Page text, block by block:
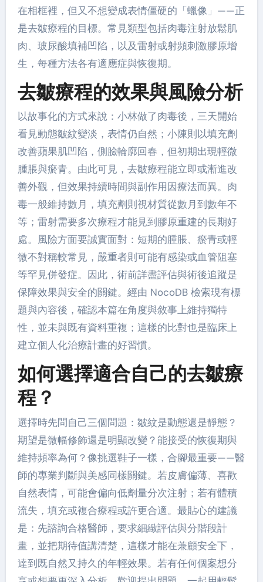
在相框裡，但又不想變成表情僵硬的「蠟像」——正
是去皺療程的目標。常見類型包括肉毒注射放鬆肌
肉、玻尿酸填補凹陷，以及雷射或射頻刺激膠原增
生，每種方法各有適應症與恢復期。
去皺療程的效果與風險分析
以故事化的方式來說：小林做了肉毒後，三天開始
看見動態皺紋變淡，表情仍自然；小陳則以填充劑
改善蘋果肌凹陷，側臉輪廓回春，但初期出現輕微
腫脹與瘀青。由此可見，去皺療程能立即或漸進改
善外觀，但效果持續時間與副作用因療法而異。肉
毒一般維持數月，填充劑則視材質從數月到數年不
等；雷射需要多次療程才能見到膠原重建的長期好
處。風險方面要誠實面對：短期的腫脹、瘀青或輕
微不對稱較常見，嚴重者則可能有感染或血管阻塞
等罕見併發症。因此，術前詳盡評估與術後追蹤是
保障效果與安全的關鍵。經由 NocoDB 檢索現有標
題與內容後，確認本篇在角度與敘事上維持獨特
性，並未與既有資料重複；這樣的比對也是臨床上
建立個人化治療計畫的好習慣。
如何選擇適合自己的去皺療
程？
選擇時先問自己三個問題：皺紋是動態還是靜態？
期望是微幅修飾還是明顯改變？能接受的恢復期與
維持頻率為何？像挑選鞋子一樣，合腳最重要——醫
師的專業判斷與美感同樣關鍵。若皮膚偏薄、喜歡
自然表情，可能會偏向低劑量分次注射；若有體積
流失，填充或複合療程或許更合適。最貼心的建議
是：先諮詢合格醫師，要求細緻評估與分階段計
畫，並把期待值講清楚，這樣才能在兼顧安全下，
達到既自然又持久的年輕效果。若有任何個案想分